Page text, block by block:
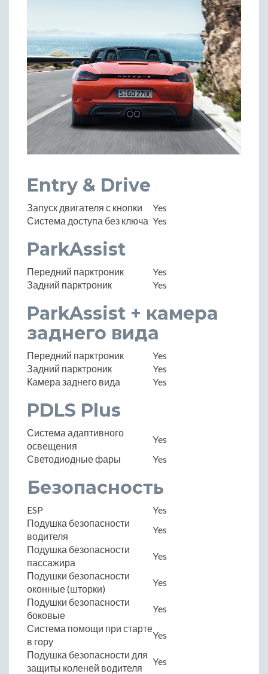
Entry & Drive
Запуск двигателя с кнопки
Yes
Система доступа без ключа Yes
ParkAssist
Передний парктроник
Yes
Задний парктроник
Yes
ParkAssist + камера
заднего вида
Передний парктроник
Yes
Задний парктроник
Yes
Камера заднего вида
Yes
PDLS Plus
Система адаптивного
освещения
Yes
Светодиодные фары
Yes
Безопасность
ESP
Yes
Подушка безопасности
водителя
Yes
Подушка безопасности
пассажира
Yes
Подушки безопасности
оконные (шторки)
Yes
Подушки безопасности
боковые
Yes
Система помощи при старте
в гору
Yes
Подушка безопасности для
защиты коленей водителя
Yes